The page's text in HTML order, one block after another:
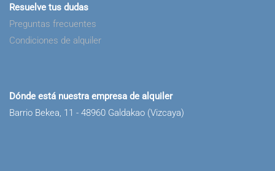
Resuelve tus dudas
Preguntas frecuentes
Condiciones de alquiler
Dónde está nuestra empresa de alquiler
Barrio Bekea, 11 - 48960 Galdakao (Vizcaya)